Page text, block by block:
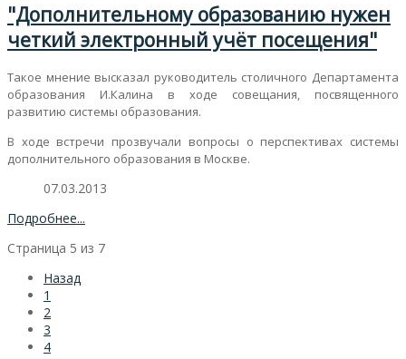
"Дополнительному образованию нужен
четкий электронный учёт посещения"
Такое мнение высказал руководитель столичного Департамента
образования И.Калина в ходе совещания, посвященного
развитию системы образования.
В ходе встречи прозвучали вопросы о перспективах системы
дополнительного образования в Москве.
07.03.2013
Подробнее...
Страница 5 из 7
Назад
1
2
3
4